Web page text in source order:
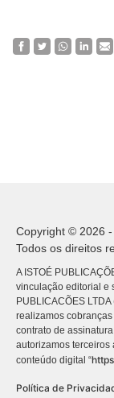
Copyright © 2026 -
Todos os direitos
A ISTOÉ
vinculação editorial e
PUBLICACÕES
realizamos
contrato de
autorizamos
conteúdo digital “
Política de